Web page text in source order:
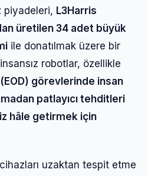
piyadeleri, L3Harris
üretilen 34 adet büyük
ile donatılmak üzere bir
robotlar, özellikle
görevlerinde insan
patlayıcı tehditleri
hâle getirmek için
cihazları uzaktan tespit etme